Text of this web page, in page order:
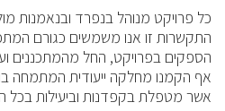
כל פרויקט מנוהל בנפרד ובנאמנות
התקשרות זו אנו משמשים כגורם
הספקים בפרויקט, החל מהמתכננים
אף הקמנו מחלקה ייעודית המתמחה
אשר מטפלת בקפדנות וביעילות בכל